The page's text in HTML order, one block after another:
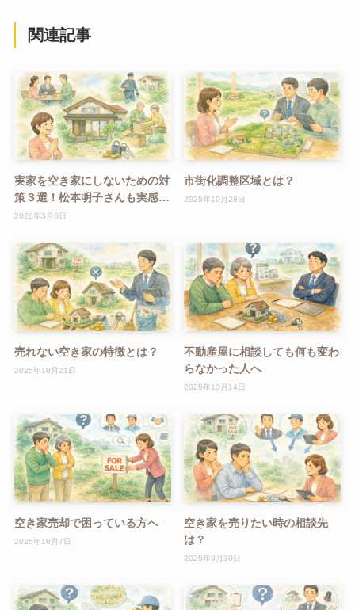
関連記事
実家を空き家にしないための対
策３選！松本明子さんも実感し
た「早めの対策」の重要性
2026年3月6日
市街化調整区域とは？
2025年10月28日
売れない空き家の特徴とは？
2025年10月21日
不動産屋に相談しても何も変わ
らなかった人へ
2025年10月14日
空き家売却で困っている方へ
2025年10月7日
空き家を売りたい時の相談先
は？
2025年9月30日